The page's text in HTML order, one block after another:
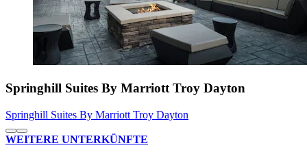
Springhill Suites By Marriott Troy Dayton
Springhill Suites By Marriott Troy Dayton
WEITERE UNTERKÜNFTE